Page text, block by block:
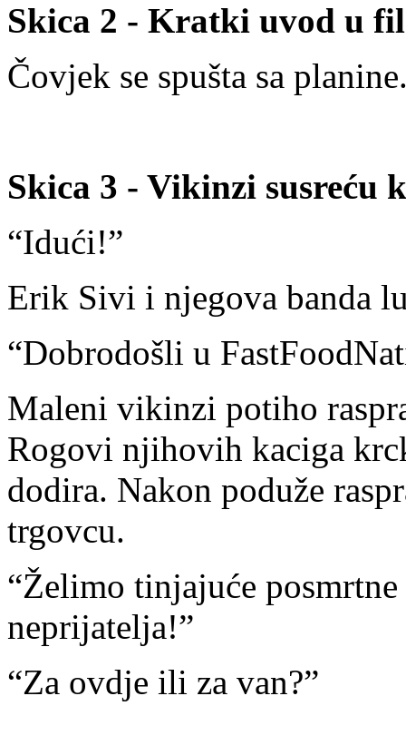
Skica 2 - Kratki uvod u
Čovjek se spušta sa
Skica 3 - Vikinzi susreću
“Idući!”
Erik Sivi i njegova banda
“Dobrodošli u
Maleni vikinzi potiho
Rogovi njihovih kaciga
dodira. Nakon poduže
trgovcu.
“Želimo tinjajuće
neprijatelja!”
“Za ovdje ili za van?”